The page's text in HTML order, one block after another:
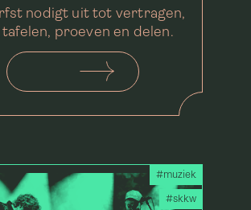
nodigt uit tot vertragen,
tafelen, proeven en delen.
#muziek
#skkw